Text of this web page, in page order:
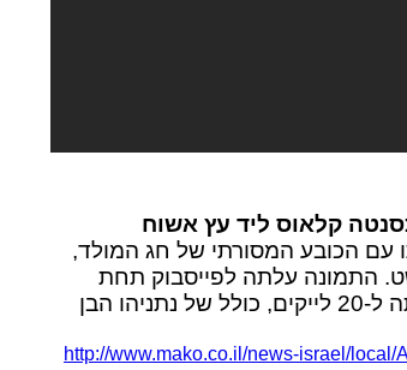
קלאוס ליד עץ אשוח
עם הכובע המסורתי של חג המולד,
התמונה עלתה לפייסבוק תחת
הכותרת "הילד הנוצרי שלי" וזכתה ל-20 לייקים, כולל של נתניהו הבן
http://www.mako.co.il/news-israel/